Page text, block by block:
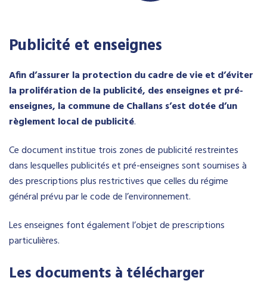
Publicité et enseignes
Afin d’assurer la protection du cadre de vie et d’éviter
la prolifération de la publicité, des enseignes et pré-
enseignes, la commune de Challans s’est dotée d’un
règlement local de publicité.
Ce document institue trois zones de publicité restreintes
dans lesquelles publicités et pré-enseignes sont soumises à
des prescriptions plus restrictives que celles du régime
général prévu par le code de l’environnement.
Les enseignes font également l’objet de prescriptions
particulières.
Les documents à télécharger